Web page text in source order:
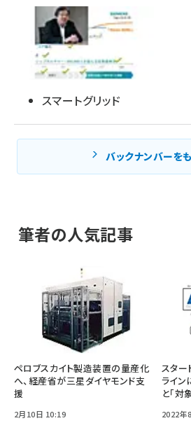
スマートグリッド
バックナンバーを
筆者の人気記事
ペロブスカイト製造装置の量産化
へ、経産省が三星ダイヤモンド支
援
2月10日 10:19
スター
ライン
と「対
2022年